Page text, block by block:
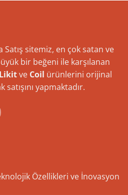
Satış sitemiz, en çok satan ve
bir beğeni ile karşılanan
ve Coil ürünlerini orijinal
yapmaktadır.
Özellikleri ve İnovasyon